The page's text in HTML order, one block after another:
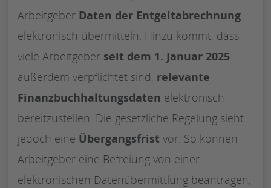
Arbeitgeber Daten der Entgeltabrechnung
elektronisch übermitteln. Hinzu kommt, dass
viele Arbeitgeber seit dem 1. Januar 2025
außerdem verpflichtet sind, relevante
Finanzbuchhaltungsdaten elektronisch
bereitzustellen. Die gesetzliche Regelung sieht
jedoch eine Übergangsfrist vor. So können
Arbeitgeber eine Befreiung von einer
elektronischen Datenübermittlung beantragen,